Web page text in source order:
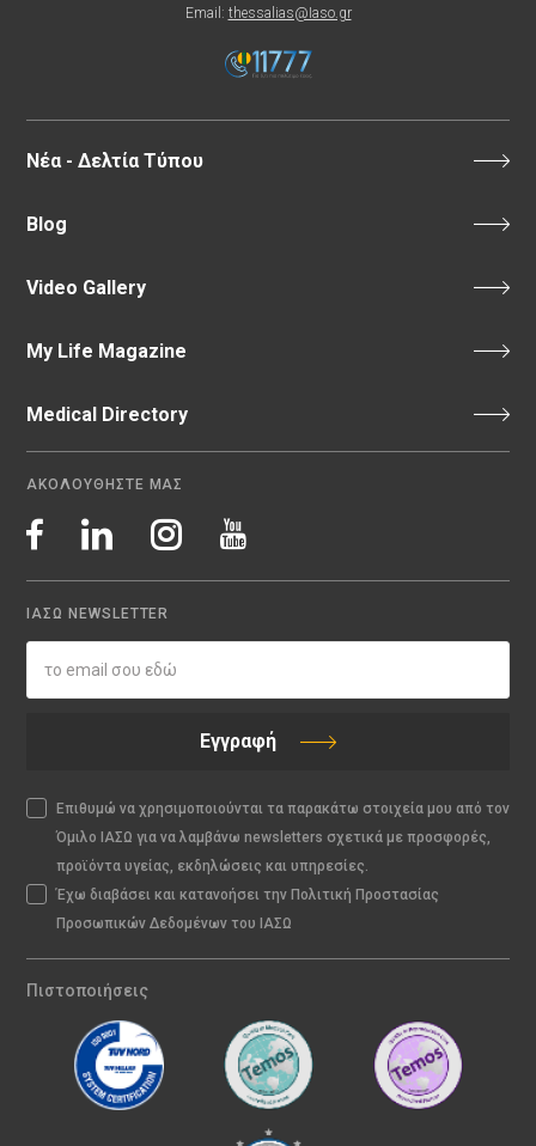
Email: thessalias@Iaso.gr
Νέα - Δελτία Τύπου
Blog
Video Gallery
My Life Magazine
Medical Directory
ΑΚΟΛΟΥΘΗΣΤΕ ΜΑΣ
ΙΑΣΩ NEWSLETTER
Εγγραφή
Επιθυμώ να χρησιμοποιούνται τα παρακάτω στοιχεία μου από τον
Όμιλο ΙΑΣΩ για να λαμβάνω newsletters σχετικά με προσφορές,
προϊόντα υγείας, εκδηλώσεις και υπηρεσίες.
Έχω διαβάσει και κατανοήσει την Πολιτική Προστασίας
Προσωπικών Δεδομένων του ΙΑΣΩ
Πιστοποιήσεις